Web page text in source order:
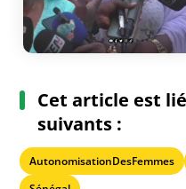
Cet article est
suivants :
AutonomisationDesFemmes